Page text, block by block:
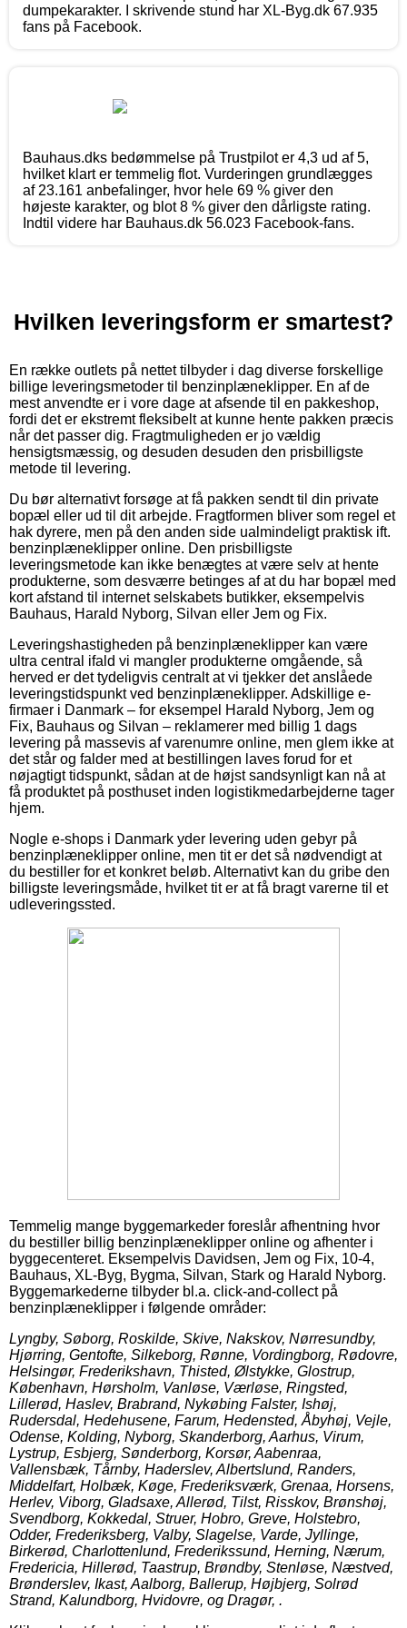
dumpekarakter. I skrivende stund har XL-Byg.dk 67.935
fans på Facebook.
Bauhaus.dks bedømmelse på Trustpilot er 4,3 ud af 5,
hvilket klart er temmelig flot. Vurderingen grundlægges
af 23.161 anbefalinger, hvor hele 69 % giver den
højeste karakter, og blot 8 % giver den dårligste rating.
Indtil videre har Bauhaus.dk 56.023 Facebook-fans.
Hvilken leveringsform er smartest?
En række outlets på nettet tilbyder i dag diverse forskellige
billige leveringsmetoder til benzinplæneklipper. En af de
mest anvendte er i vore dage at afsende til en pakkeshop,
fordi det er ekstremt fleksibelt at kunne hente pakken præcis
når det passer dig. Fragtmuligheden er jo vældig
hensigtsmæssig, og desuden desuden den prisbilligste
metode til levering.
Du bør alternativt forsøge at få pakken sendt til din private
bopæl eller ud til dit arbejde. Fragtformen bliver som regel et
hak dyrere, men på den anden side ualmindeligt praktisk ift.
benzinplæneklipper online. Den prisbilligste
leveringsmetode kan ikke benægtes at være selv at hente
produkterne, som desværre betinges af at du har bopæl med
kort afstand til internet selskabets butikker, eksempelvis
Bauhaus, Harald Nyborg, Silvan eller Jem og Fix.
Leveringshastigheden på benzinplæneklipper kan være
ultra central ifald vi mangler produkterne omgående, så
herved er det tydeligvis centralt at vi tjekker det anslåede
leveringstidspunkt ved benzinplæneklipper. Adskillige e-
firmaer i Danmark – for eksempel Harald Nyborg, Jem og
Fix, Bauhaus og Silvan – reklamerer med billig 1 dags
levering på massevis af varenumre online, men glem ikke at
det står og falder med at bestillingen laves forud for et
nøjagtigt tidspunkt, sådan at de højst sandsynligt kan nå at
få produktet på posthuset inden logistikmedarbejderne tager
hjem.
Nogle e-shops i Danmark yder levering uden gebyr på
benzinplæneklipper online, men tit er det så nødvendigt at
du bestiller for et konkret beløb. Alternativt kan du gribe den
billigste leveringsmåde, hvilket tit er at få bragt varerne til et
udleveringssted.
Temmelig mange byggemarkeder foreslår afhentning hvor
du bestiller billig benzinplæneklipper online og afhenter i
byggecenteret. Eksempelvis Davidsen, Jem og Fix, 10-4,
Bauhaus, XL-Byg, Bygma, Silvan, Stark og Harald Nyborg.
Byggemarkederne tilbyder bl.a. click-and-collect på
benzinplæneklipper i følgende områder:
Lyngby, Søborg, Roskilde, Skive, Nakskov, Nørresundby,
Hjørring, Gentofte, Silkeborg, Rønne, Vordingborg, Rødovre,
Helsingør, Frederikshavn, Thisted, Ølstykke, Glostrup,
København, Hørsholm, Vanløse, Værløse, Ringsted,
Lillerød, Haslev, Brabrand, Nykøbing Falster, Ishøj,
Rudersdal, Hedehusene, Farum, Hedensted, Åbyhøj, Vejle,
Odense, Kolding, Nyborg, Skanderborg, Aarhus, Virum,
Lystrup, Esbjerg, Sønderborg, Korsør, Aabenraa,
Vallensbæk, Tårnby, Haderslev, Albertslund, Randers,
Middelfart, Holbæk, Køge, Frederiksværk, Grenaa, Horsens,
Herlev, Viborg, Gladsaxe, Allerød, Tilst, Risskov, Brønshøj,
Svendborg, Kokkedal, Struer, Hobro, Greve, Holstebro,
Odder, Frederiksberg, Valby, Slagelse, Varde, Jyllinge,
Birkerød, Charlottenlund, Frederikssund, Herning, Nærum,
Fredericia, Hillerød, Taastrup, Brøndby, Stenløse, Næstved,
Brønderslev, Ikast, Aalborg, Ballerup, Højbjerg, Solrød
Strand, Kalundborg, Hvidovre, og Dragør, .